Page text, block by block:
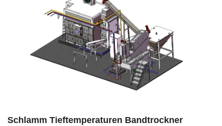
Schlamm Tieftemperaturen Bandtrockner